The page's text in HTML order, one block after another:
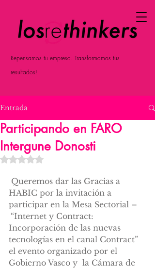
Repensamos tu empresa. Transformamos tus
resultados!
Entrada
Participando en FARO
Intergune Donosti
Obtuvo NaN de 5 estrellas.
HABIC por la invitación a
participar en la Mesa Sectorial –
“Internet y Contract:
Incorporación de las nuevas
tecnologías en el canal Contract”
el evento organizado por el
Gobierno Vasco y  la Cámara de